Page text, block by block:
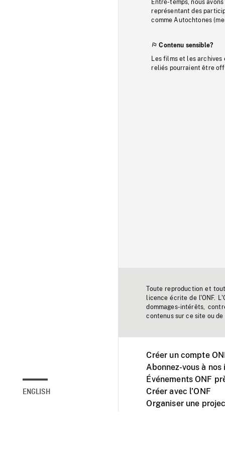
ENGLISH
Entre-temps, nous
représentant des
comme Autochtones
Contenu sensible?
Les films et les
reliés pourraient être
Toute reproduction et
licence écrite de l'ONF.
dommages-intérêts,
contenus sur ce site ou
Créer un compte
Abonnez-vous à
Événements ONF
Créer avec l’ONF
Organiser une